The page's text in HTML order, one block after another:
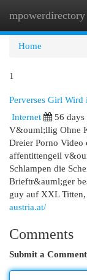
mpowerdirectory
Home
1
Perverses Girl
Internet
56 days
V&ouml;llig Ohne
Dreier Porno Video
affentittengeil
Schlampen die
Brieftr&auml;ger
guy auf XXL Titten,
austria.at/
Comments
Submit a Comment